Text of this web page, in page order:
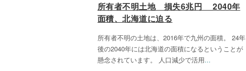
所有者不明土地 損失6兆円 2040年
面積、北海道に迫る
所有者不明の土地は、2016年で九州の面積。 24年
後の2040年には北海道の面積になるということが
懸念されています。 人口減少で活用...